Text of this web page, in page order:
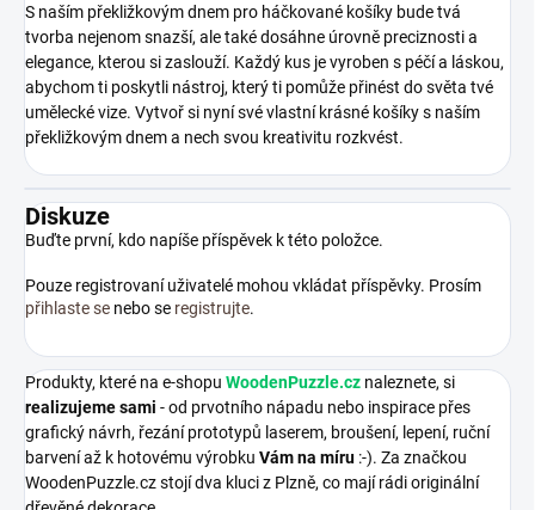
S naším překližkovým dnem pro háčkované košíky bude tvá
tvorba nejenom snazší, ale také dosáhne úrovně preciznosti a
elegance, kterou si zaslouží. Každý kus je vyroben s péčí a láskou,
abychom ti poskytli nástroj, který ti pomůže přinést do světa tvé
umělecké vize. Vytvoř si nyní své vlastní krásné košíky s naším
překližkovým dnem a nech svou kreativitu rozkvést.
Diskuze
Buďte první, kdo napíše příspěvek k této položce.
Pouze registrovaní uživatelé mohou vkládat příspěvky. Prosím
přihlaste se nebo se registrujte.
Produkty, které na e-shopu WoodenPuzzle.cz naleznete, si
realizujeme sami - od prvotního nápadu nebo inspirace přes
grafický návrh, řezání prototypů laserem, broušení, lepení, ruční
barvení až k hotovému výrobku Vám na míru :-). Za značkou
WoodenPuzzle.cz stojí dva kluci z Plzně, co mají rádi originální